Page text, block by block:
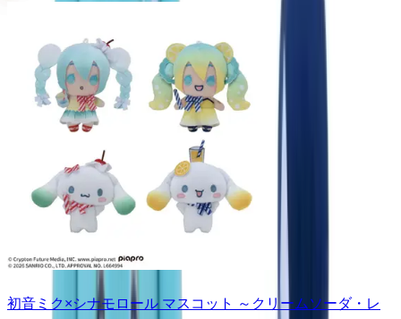
初音ミク×シナモロール マスコット ～クリームソーダ・レ